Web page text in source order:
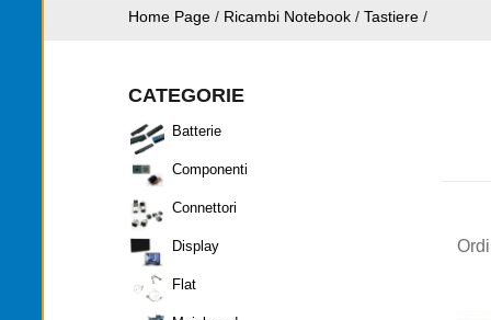
Home Page / Ricambi Notebook / Tastiere /
CATEGORIE
Batterie
Componenti
Connettori
Display
Flat